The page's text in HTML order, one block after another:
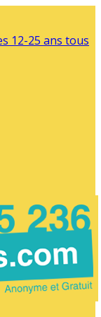
12-25 ans tous